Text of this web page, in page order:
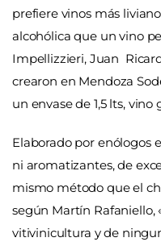
prefiere vinos más
alcohólica que un vino
Impellizzieri, Juan
crearon en Mendoza
un envase de 1,5 lts, vino
Elaborado por enólogos
ni aromatizantes, de
mismo método que el
según Martín Rafaniello,
vitivinicultura y de